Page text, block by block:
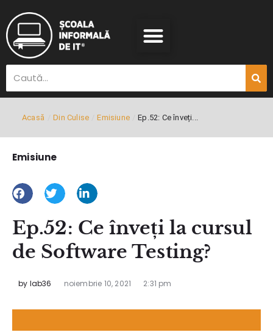
Acasă Din Culise Emisiune Ep.52: Ce înveți...
Emisiune
Ep.52: Ce înveți la cursul
de Software Testing?
by lab36 noiembrie 10, 2021 2:31 pm